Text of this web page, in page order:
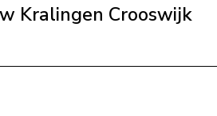
Kralingen Crooswijk